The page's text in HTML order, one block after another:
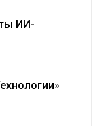
ИИ-